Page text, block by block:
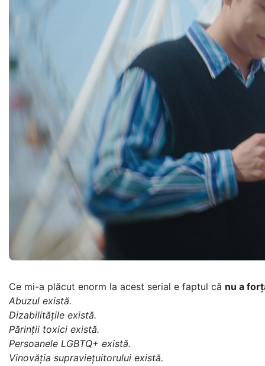
Ce mi-a plăcut enorm la acest serial e faptul că nu a
Abuzul există.
Dizabilitățile există.
Părinții toxici există.
Persoanele LGBTQ+ există.
Vinovăția supraviețuitorului există.